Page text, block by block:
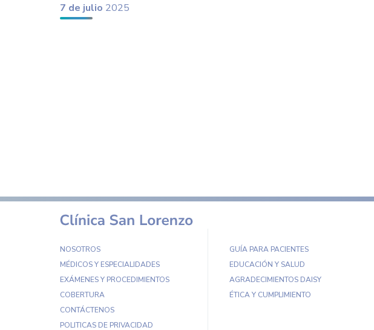
7 de julio 2025
NOSOTROS
MÉDICOS Y ESPECIALIDADES
EXÁMENES Y PROCEDIMIENTOS
COBERTURA
CONTÁCTENOS
POLITICAS DE PRIVACIDAD
GUÍA PARA PACIENTES
EDUCACIÓN Y SALUD
AGRADECIMIENTOS DAISY
ÉTICA Y CUMPLIMIENTO